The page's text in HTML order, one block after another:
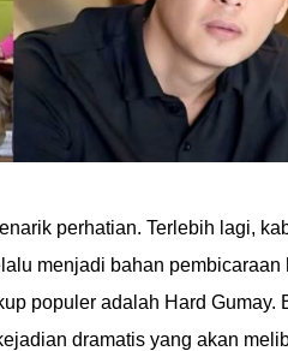
perhatian. Terlebih lagi,
menjadi bahan pembicaraan
populer adalah Hard Gumay.
dramatis yang akan